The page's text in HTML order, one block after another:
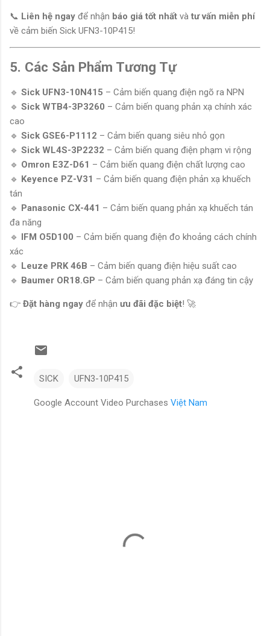
📞 Liên hệ ngay để nhận báo giá tốt nhất và tư vấn miễn phí
về cảm biến Sick UFN3-10P415!
5. Các Sản Phẩm Tương Tự
🔹 Sick UFN3-10N415 – Cảm biến quang điện ngõ ra NPN
🔹 Sick WTB4-3P3260 – Cảm biến quang phản xạ chính xác
cao
🔹 Sick GSE6-P1112 – Cảm biến quang siêu nhỏ gọn
🔹 Sick WL4S-3P2232 – Cảm biến quang điện phạm vi rộng
🔹 Omron E3Z-D61 – Cảm biến quang điện chất lượng cao
🔹 Keyence PZ-V31 – Cảm biến quang điện phản xạ khuếch
tán
🔹 Panasonic CX-441 – Cảm biến quang phản xạ khuếch tán
đa năng
🔹 IFM O5D100 – Cảm biến quang điện đo khoảng cách chính
xác
🔹 Leuze PRK 46B – Cảm biến quang điện hiệu suất cao
🔹 Baumer OR18.GP – Cảm biến quang phản xạ đáng tin cậy
👉 Đặt hàng ngay để nhận ưu đãi đặc biệt! 🚀
SICK UFN3-10P415
Google Account Video Purchases Việt Nam